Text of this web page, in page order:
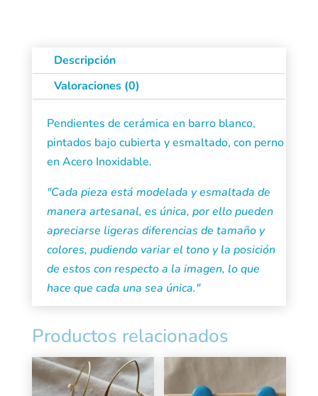
Descripción
Valoraciones (0)
Pendientes de cerámica en barro blanco,
pintados bajo cubierta y esmaltado, con perno
en Acero Inoxidable.
"Cada pieza está modelada y esmaltada de
manera artesanal, es única, por ello pueden
apreciarse ligeras diferencias de tamaño y
colores, pudiendo variar el tono y la posición
de estos con respecto a la imagen, lo que
hace que cada una sea única."
Productos relacionados